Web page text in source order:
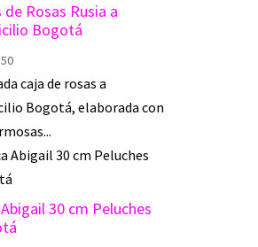
de Rosas Rusia a
Bogotá
caja de rosas a
Bogotá, elaborada con
30 cm Peluches